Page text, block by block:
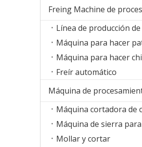
Freír automático
Máquina cortadora de
Mollar y cortar